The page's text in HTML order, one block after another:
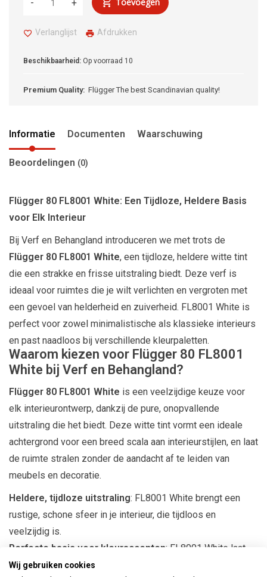
+
-
Verlanglijst Afdrukken
Beschikbaarheid: Op voorraad 10
Premium Quality: Flügger The best Scandinavian quality!
Informatie Documenten Waarschuwing
Beoordelingen (0)
Flügger 80 FL8001 White: Een Tijdloze, Heldere Basis
voor Elk Interieur
Bij Verf en Behangland introduceren we met trots de
Flügger 80 FL8001 White, een tijdloze, heldere witte tint
die een strakke en frisse uitstraling biedt. Deze verf is
ideaal voor ruimtes die je wilt verlichten en vergroten met
een gevoel van helderheid en zuiverheid. FL8001 White is
perfect voor zowel minimalistische als klassieke interieurs
en past naadloos bij verschillende kleurpaletten.
Waarom kiezen voor Flügger 80 FL8001
White bij Verf en Behangland?
Flügger 80 FL8001 White is een veelzijdige keuze voor
elk interieurontwerp, dankzij de pure, onopvallende
uitstraling die het biedt. Deze witte tint vormt een ideale
achtergrond voor een breed scala aan interieurstijlen, en laat
de ruimte stralen zonder de aandacht af te leiden van
meubels en decoratie.
Heldere, tijdloze uitstraling: FL8001 White brengt een
rustige, schone sfeer in je interieur, die tijdloos en
veelzijdig is.
Perfecte basis voor kleuraccenten: FL8001 White laat
andere kleuren en materialen stralen en zorgt voor een
Wij gebruiken cookies